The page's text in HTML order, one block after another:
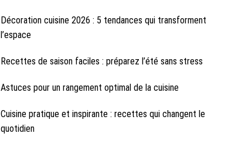
Décoration cuisine 2026 : 5 tendances qui transforment
l’espace
Recettes de saison faciles : préparez l’été sans stress
Astuces pour un rangement optimal de la cuisine
Cuisine pratique et inspirante : recettes qui changent le
quotidien